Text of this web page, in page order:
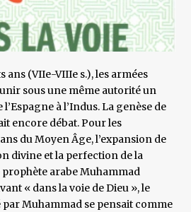
ans (VIIe-VIIIe s.), les armées
sous une même autorité un
à l’Indus. La genèse de
encore débat. Pour les
du Moyen Âge, l’expansion de
divine et la perfection de la
arabe Muhammad
« dans la voie de Dieu », le
Muhammad se pensait comme